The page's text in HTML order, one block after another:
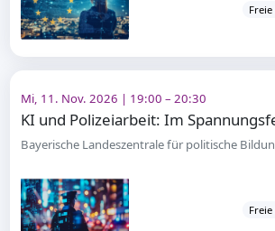
Freie
Mi, 11. Nov. 2026 | 19:00 – 20:30
Bayerische Landeszentrale für politische
Freie